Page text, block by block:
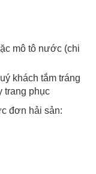
mô tô nước (chi
khách tắm tráng
trang phục
đơn hải sản: